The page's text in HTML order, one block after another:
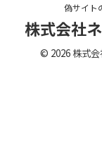
偽サイト
株式会社
© 2026 株式